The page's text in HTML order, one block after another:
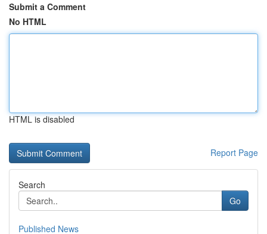
Submit a Comment
No HTML
HTML is disabled
Report Page
Search
Go
Published News